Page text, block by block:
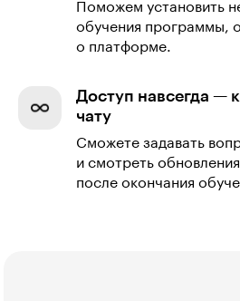
Поможем установить
обучения программы,
о платформе.
Доступ навсегда —
чату
Сможете задавать
и смотреть
после окончания